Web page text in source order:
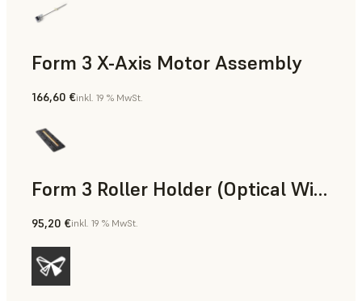
Form 3 X-Axis Motor Assembly
166,60 €inkl. 19 % MwSt.
Form 3 Roller Holder (Optical Window Assembly) Replacement Kit
95,20 €inkl. 19 % MwSt.